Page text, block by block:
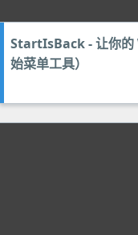
StartIsBack - 让你的
始菜单工具）